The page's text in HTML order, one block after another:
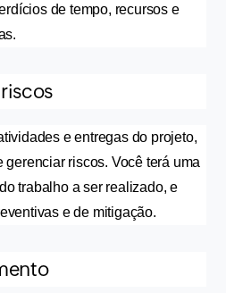
de tempo, recursos e
e entregas do projeto,
riscos. Você terá uma
trabalho a ser realizado, e
e de mitigação.